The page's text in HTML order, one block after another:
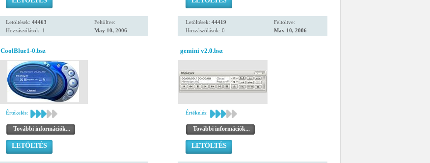
Letöltések: 44463
Hozzászólások: 1
Feltöltve:
May 10, 2006
Letöltések: 44419
Hozzászólások: 0
Feltöltve:
May 10, 2006
CoolBlue1-0.bsz
Értékelés:
További információk...
LETÖLTÉS
gemini v2.0.bsz
Értékelés:
További információk...
LETÖLTÉS